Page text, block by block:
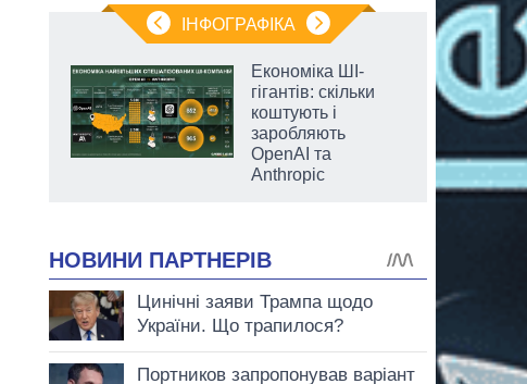
ІНФОГРАФІКА
Економіка ШІ-
гігантів: скільки
коштують і
заробляють
OpenAI та
Anthropic